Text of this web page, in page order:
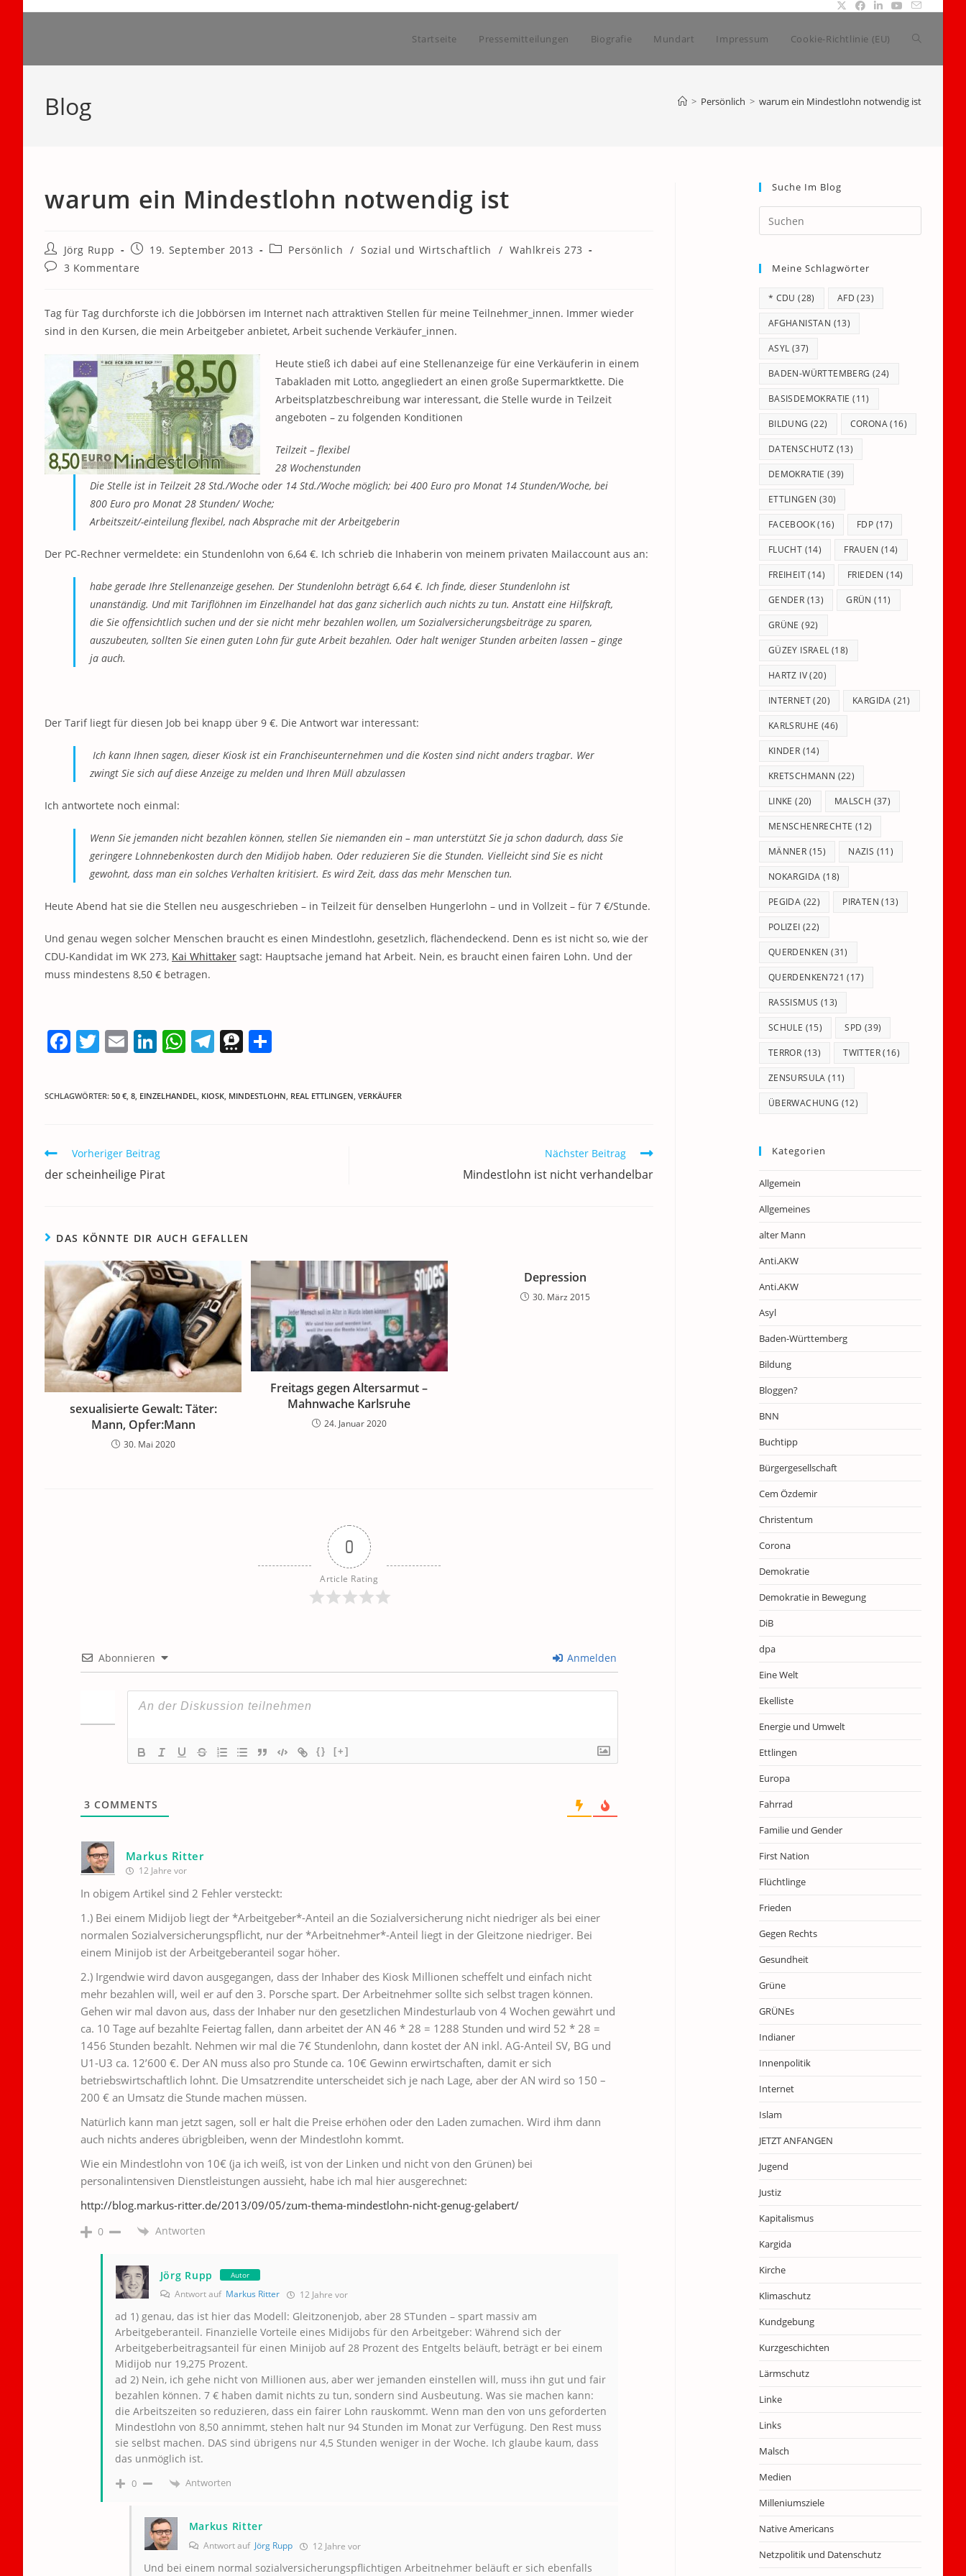
Startseite Pressemitteilungen Biografie Mundart Impressum Cookie-Richtlinie (EU) Website-
Blog > Persönlich > warum ein Mindestlohn notwendig ist
warum ein Mindestlohn notwendig ist
Beitrags-
Autor:
Jörg Rupp
Beitrag19. September 2013
Beitrags-
Persönlich / Sozial und Wirtschaftlich / Wahlkreis 273
Beitrags-
3 Kommentare
Tag für Tag durchforste ich die Jobbörsen im Internet nach attraktiven Stellen für meine Teilnehmer_innen. Immer wieder
sind in den Kursen, die mein Arbeitgeber anbietet, Arbeit suchende Verkäufer_innen.
Heute stieß ich dabei auf eine Stellenanzeige für eine Verkäuferin in einem
Tabakladen mit Lotto, angegliedert an einen große Supermarktkette. Die
Arbeitsplatzbeschreibung war interessant, die Stelle wurde in Teilzeit
angeboten – zu folgenden Konditionen
Teilzeit – flexibel
28 Wochenstunden
Die Stelle ist in Teilzeit 28 Std./Woche oder 14 Std./Woche möglich; bei 400 Euro pro Monat 14 Stunden/Woche, bei
800 Euro pro Monat 28 Stunden/ Woche;
Arbeitszeit/-einteilung flexibel, nach Absprache mit der Arbeitgeberin
Der PC-Rechner vermeldete: ein Stundenlohn von 6,64 €. Ich schrieb die Inhaberin von meinem privaten Mailaccount aus an:
habe gerade Ihre Stellenanzeige gesehen. Der Stundenlohn beträgt 6,64 €. Ich finde, dieser Stundenlohn ist
unanständig. Und mit Tariflöhnen im Einzelhandel hat das ganz sicherlich auch nichts zu tun. Anstatt eine Hilfskraft,
die Sie offensichtlich suchen und der sie nicht mehr bezahlen wollen, um Sozialversicherungsbeiträge zu sparen,
auszubeuten, sollten Sie einen guten Lohn für gute Arbeit bezahlen. Oder halt weniger Stunden arbeiten lassen – ginge
ja auch.
Der Tarif liegt für diesen Job bei knapp über 9 €. Die Antwort war interessant:
Ich kann Ihnen sagen, dieser Kiosk ist ein Franchiseunternehmen und die Kosten sind nicht anders tragbar. Wer
zwingt Sie sich auf diese Anzeige zu melden und Ihren Müll abzulassen
Ich antwortete noch einmal:
Wenn Sie jemanden nicht bezahlen können, stellen Sie niemanden ein – man unterstützt Sie ja schon dadurch, dass Sie
geringere Lohnnebenkosten durch den Midijob haben. Oder reduzieren Sie die Stunden. Vielleicht sind Sie es nicht
gewohnt, dass man ein solches Verhalten kritisiert. Es wird Zeit, dass das mehr Menschen tun.
Heute Abend hat sie die Stellen neu ausgeschrieben – in Teilzeit für denselben Hungerlohn – und in Vollzeit – für 7 €/Stunde.
Und genau wegen solcher Menschen braucht es einen Mindestlohn, gesetzlich, flächendeckend. Denn es ist nicht so, wie der
CDU-Kandidat im WK 273, Kai Whittaker sagt: Hauptsache jemand hat Arbeit. Nein, es braucht einen fairen Lohn. Und der
muss mindestens 8,50 € betragen.
F
c
o
o
T
itt
E
ai
Li
k
n
W
at
T
e
gr
T
re le
SCHLAGWÖRTER: 50 €, 8, EINZELHANDEL, KIOSK, MINDESTLOHN, REAL ETTLINGEN, VERKÄUFER
Weitere
Artikel
ansehen
Vorheriger Beitrag
der scheinheilige Pirat
Nächster Beitrag
Mindestlohn ist nicht verhandelbar
DAS KÖNNTE DIR AUCH GEFALLEN
sexualisierte Gewalt: Täter:
Mann, Opfer:Mann
30. Mai 2020
Freitags gegen Altersarmut –
Mahnwache Karlsruhe
24. Januar 2020
Depression
30. März 2015
0
Article Rating
Abonnieren Anmelden
{} [+]
3 COMMENTS
Markus Ritter
12 Jahre vor
In obigem Artikel sind 2 Fehler versteckt:
1.) Bei einem Midijob liegt der *Arbeitgeber*-Anteil an die Sozialversicherung nicht niedriger als bei einer
normalen Sozialversicherungspflicht, nur der *Arbeitnehmer*-Anteil liegt in der Gleitzone niedriger. Bei
einem Minijob ist der Arbeitgeberanteil sogar höher.
2.) Irgendwie wird davon ausgegangen, dass der Inhaber des Kiosk Millionen scheffelt und einfach nicht
mehr bezahlen will, weil er auf den 3. Porsche spart. Der Arbeitnehmer sollte sich selbst tragen können.
Gehen wir mal davon aus, dass der Inhaber nur den gesetzlichen Mindesturlaub von 4 Wochen gewährt und
ca. 10 Tage auf bezahlte Feiertag fallen, dann arbeitet der AN 46 * 28 = 1288 Stunden und wird 52 * 28 =
1456 Stunden bezahlt. Nehmen wir mal die 7€ Stundenlohn, dann kostet der AN inkl. AG-Anteil SV, BG und
U1-U3 ca. 12’600 €. Der AN muss also pro Stunde ca. 10€ Gewinn erwirtschaften, damit er sich
betriebswirtschaftlich lohnt. Die Umsatzrendite unterscheidet sich je nach Lage, aber der AN wird so 150 –
200 € an Umsatz die Stunde machen müssen.
Natürlich kann man jetzt sagen, soll er halt die Preise erhöhen oder den Laden zumachen. Wird ihm dann
auch nichts anderes übrigbleiben, wenn der Mindestlohn kommt.
Wie ein Mindestlohn von 10€ (ja ich weiß, ist von der Linken und nicht von den Grünen) bei
personalintensiven Dienstleistungen aussieht, habe ich mal hier ausgerechnet:
http://blog.markus-ritter.de/2013/09/05/zum-thema-mindestlohn-nicht-genug-gelabert/
0 Antworten
Jörg Rupp Autor
Antwort auf Markus Ritter 12 Jahre vor
ad 1) genau, das ist hier das Modell: Gleitzonenjob, aber 28 STunden – spart massiv am
Arbeitgeberanteil. Finanzielle Vorteile eines Midijobs für den Arbeitgeber: Während sich der
Arbeitgeberbeitragsanteil für einen Minijob auf 28 Prozent des Entgelts beläuft, beträgt er bei einem
Midijob nur 19,275 Prozent.
ad 2) Nein, ich gehe nicht von Millionen aus, aber wer jemanden einstellen will, muss ihn gut und fair
bezahlen können. 7 € haben damit nichts zu tun, sondern sind Ausbeutung. Was sie machen kann:
die Arbeitszeiten so reduzieren, dass ein fairer Lohn rauskommt. Wenn man den von uns geforderten
Mindestlohn von 8,50 annimmt, stehen halt nur 94 Stunden im Monat zur Verfügung. Den Rest muss
sie selbst machen. DAS sind übrigens nur 4,5 Stunden weniger in der Woche. Ich glaube kaum, dass
das unmöglich ist.
0 Antworten
Markus Ritter
Antwort auf Jörg Rupp 12 Jahre vor
Und bei einem normal sozialversicherungspflichtigen Arbeitnehmer beläuft er sich ebenfalls
Suche Im Blog
Escape
Meine Schlagwörter
* CDU (28) AFD (23)
AFGHANISTAN (13)
ASYL (37)
BADEN-WÜRTTEMBERG (24)
BASISDEMOKRATIE (11)
BILDUNG (22) CORONA(16)
DATENSCHUTZ (13)
DEMOKRATIE (39)
ETTLINGEN (30)
FACEBOOK(16) FDP (17)
FLUCHT (14) FRAUEN (14)
FREIHEIT(14) FRIEDEN (14)
GENDER (13) GRÜN (11)
GRÜNE (92)
GÜZEY ISRAEL (18)
HARTZ IV(20)
INTERNET(20) KARGIDA (21)
KARLSRUHE (46)
KINDER (14)
KRETSCHMANN (22)
LINKE (20) MALSCH (37)
MENSCHENRECHTE (12)
MÄNNER (15) NAZIS (11)
NOKARGIDA (18)
PEGIDA (22) PIRATEN (13)
POLIZEI (22)
QUERDENKEN (31)
QUERDENKEN721 (17)
RASSISMUS (13)
SCHULE (15) SPD (39)
TERROR (13) TWITTER(16)
ZENSURSULA (11)
ÜBERWACHUNG (12)
Kategorien
Allgemein
Allgemeines
alter Mann
Anti.AKW
Anti.AKW
Asyl
Baden-Württemberg
Bildung
Bloggen?
BNN
Buchtipp
Bürgergesellschaft
Cem Özdemir
Christentum
Corona
Demokratie
Demokratie in Bewegung
DiB
dpa
Eine Welt
Ekelliste
Energie und Umwelt
Ettlingen
Europa
Fahrrad
Familie und Gender
First Nation
Flüchtlinge
Frieden
Gegen Rechts
Gesundheit
Grüne
GRÜNEs
Indianer
Innenpolitik
Internet
Islam
JETZT ANFANGEN
Jugend
Justiz
Kapitalismus
Kargida
Kirche
Klimaschutz
Kundgebung
Kurzgeschichten
Lärmschutz
Linke
Links
Malsch
Medien
Milleniumsziele
Native Americans
Netzpolitik und Datenschutz